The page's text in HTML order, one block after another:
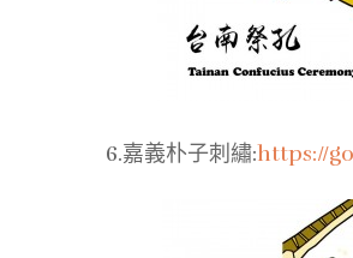
6.嘉義朴子刺繡:https://